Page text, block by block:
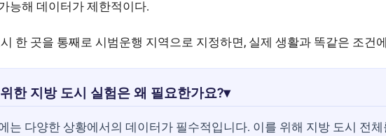
능해 데이터가 제한적이다.
한 곳을 통째로 시범운행 지역으로 지정하면, 실제 생활과 똑같은 조건
한 지방 도시 실험은 왜 필요한가요?▾
는 다양한 상황에서의 데이터가 필수적입니다. 이를 위해 지방 도시 전